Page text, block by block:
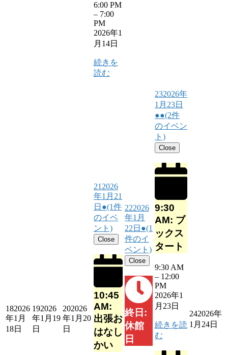
6:00 PM
– 7:00
PM
2026年1
月14日
続きを
読む
182026
年1月
18日
192026
年1月19
日
202026
年1月20
日
21 2026
年1月21
日 ●(1件
のイベ
ント)
Close
10:45
AM:
出張お
はなし
かい
222026
年1月
22日 ●(1
件のイ
ベント)
Close
終日:
休館
日
232026年
1月23日
●●(2件
のイベン
ト)
Close
9:30
AM: ブ
ックス
タート
9:30 AM
– 12:00
PM
2026年1
月23日
続きを読
む
242026年
1月24日